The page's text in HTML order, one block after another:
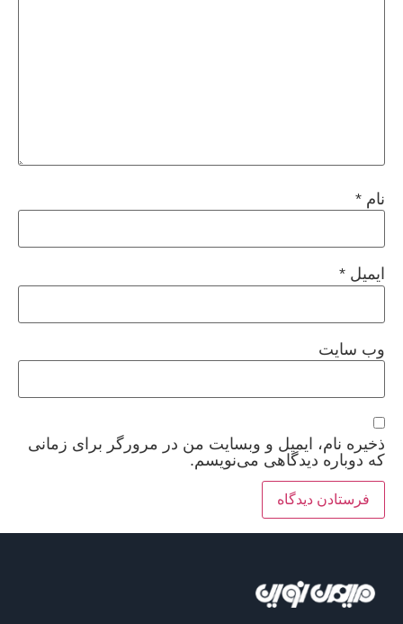
نام *
ایمیل *
وب‌ سایت
ذخیره نام، ایمیل و وبسایت من در مرورگر برای زمانی
که دوباره دیدگاهی می‌نویسم.